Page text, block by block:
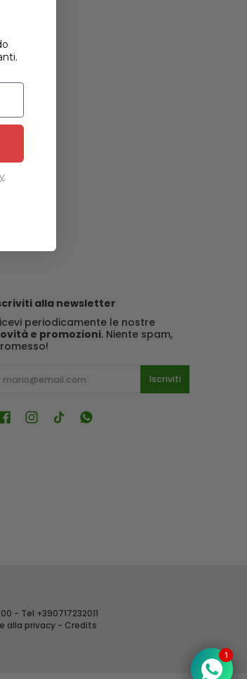
alla newsletter
periodicamente le nostre
e promozioni. Niente spam,
Iscriviti
- Tel:+390717232011
alla privacy- Credits
1
.